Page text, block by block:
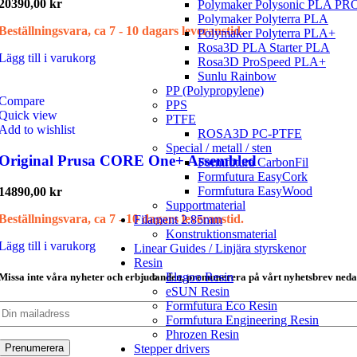
Polymaker Polysonic PLA
Polymaker Polyterra PLA
Polymaker Polyterra PLA+
Rosa3D PLA Starter PLA
Rosa3D ProSpeed PLA+
Sunlu Rainbow
PP (Polypropylene)
PPS
PTFE
ROSA3D PC-PTFE
Special / metall / sten
Formfutura CarbonFil
Formfutura EasyCork
Formfutura EasyWood
Supportmaterial
Filament 2.85mm
Konstruktionsmaterial
Linear Guides / Linjära styrskenor
Resin
Elegoo Resin
eSUN Resin
Formfutura Eco Resin
Formfutura Engineering Resin
Phrozen Resin
Stepper drivers
kr
ca 7 - 10 dagars leveranstid.
till i varukorg
view
to wishlist
Prusa CORE One+ Assembled
kr
ca 7 - 10 dagars leveranstid.
till i varukorg
inte våra nyheter och erbjudanden, prenumerera på vårt nyhetsbrev